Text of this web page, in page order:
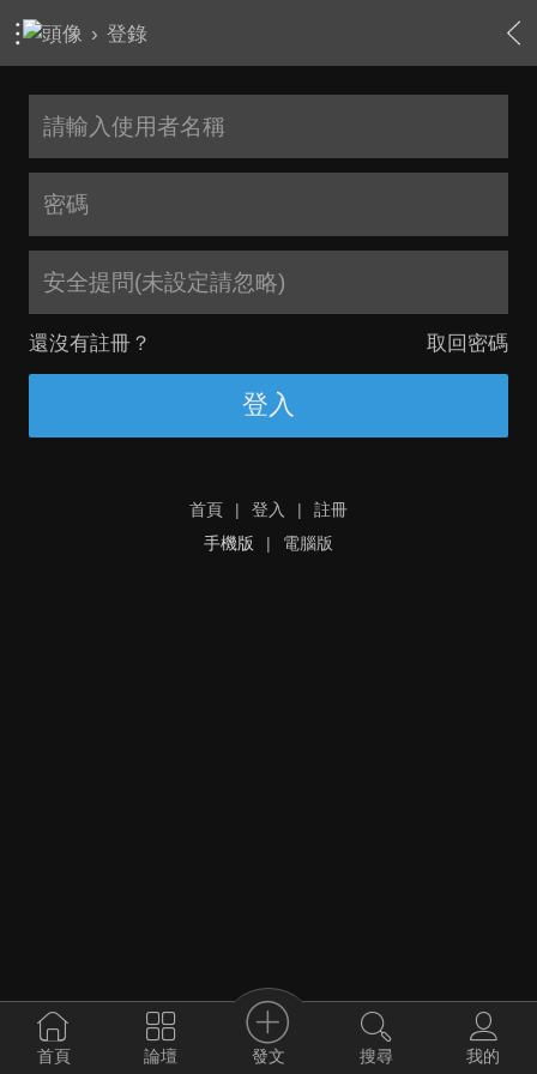
› 登錄
安全提問(未設定請忽略)
還沒有註冊？ 取回密碼
登入
首頁 | 登入 |
註冊
手機版
| 電腦版
首頁 論壇 發文 搜尋 我的